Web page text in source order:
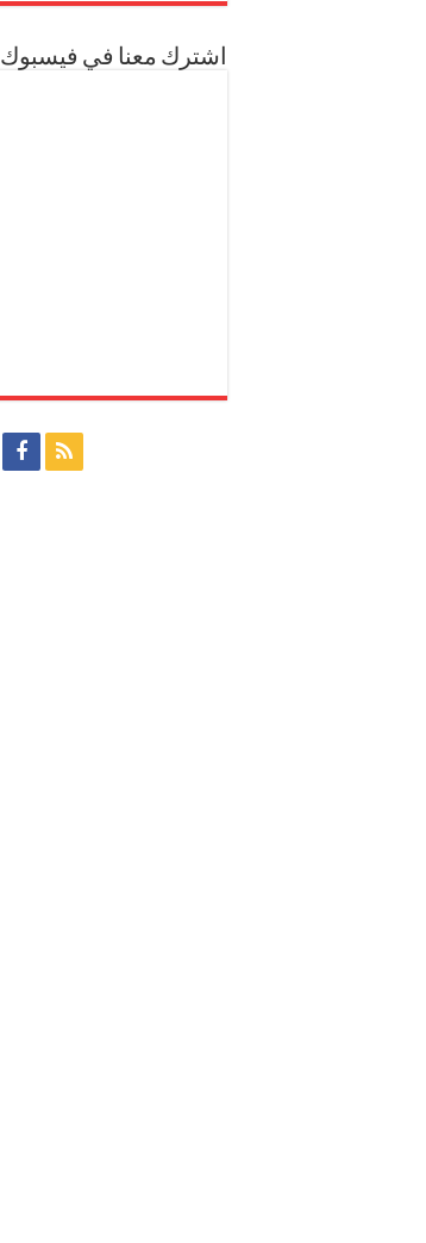
اشترك معنا في فيسبوك